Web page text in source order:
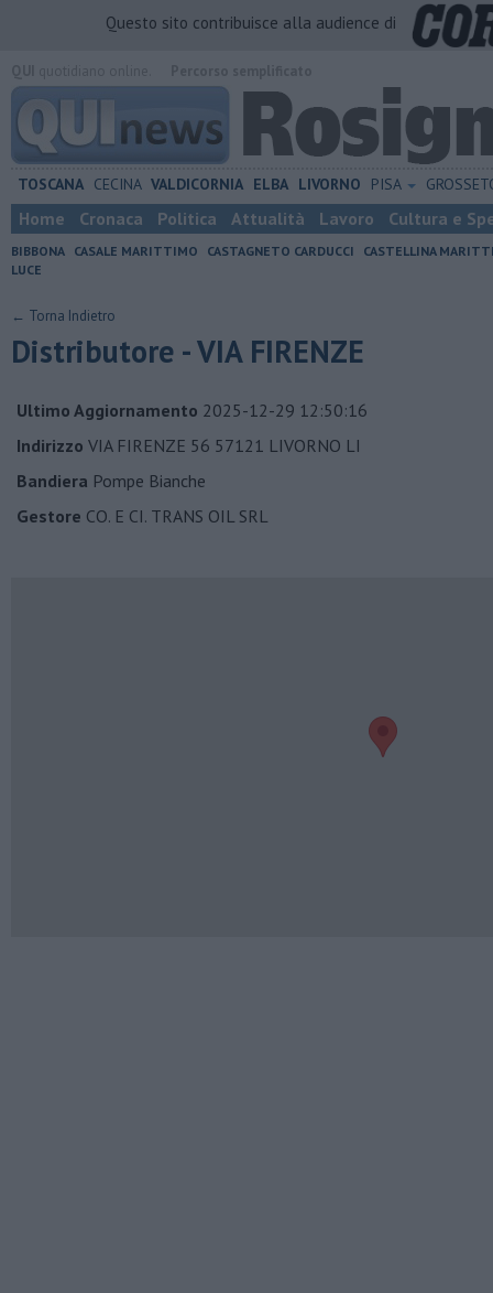
Questo sito contribuisce alla audience di
TOSCANA CECINA VALDICORNIA ELBA LIVORNO PISA
Home Cronaca Politica Attualità Lavoro Cultura e
BIBBONA CASALE MARITTIMO CASTAGNETO CARDUCCI
CASTELLINA
LUCE
← Torna Indietro
Distributore - VIA FIRENZE
Ultimo Aggiornamento 2025-12-29 12:50:16
Indirizzo VIA FIRENZE 56 57121 LIVORNO LI
Bandiera Pompe Bianche
Gestore CO. E CI. TRANS OIL SRL